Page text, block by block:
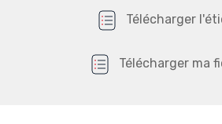
Télécharger
Télécharger ma